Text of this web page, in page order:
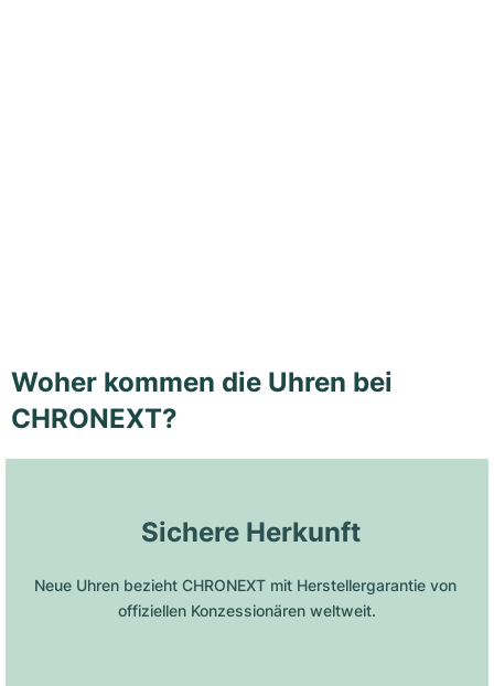
Woher kommen die Uhren bei
CHRONEXT?
Sichere Herkunft
Neue Uhren bezieht CHRONEXT mit Herstellergarantie von
offiziellen Konzessionären weltweit.